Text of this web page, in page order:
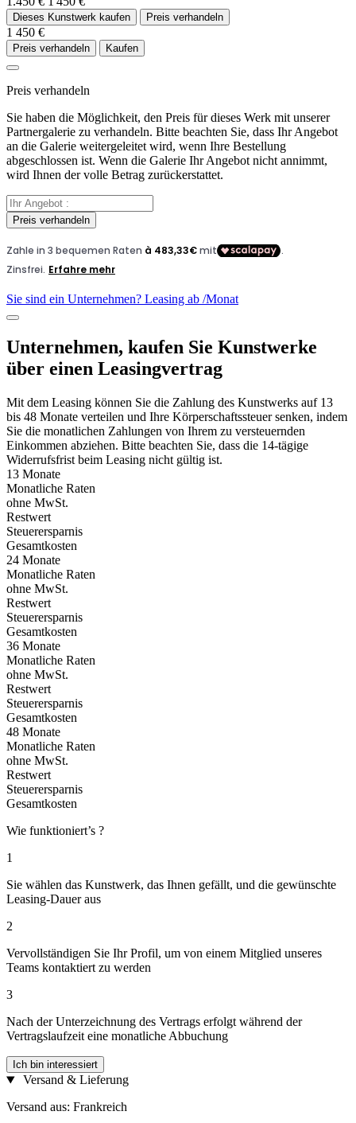
Dieses Kunstwerk kaufen Preis verhandeln
1 450 €
Preis verhandeln Kaufen
Preis verhandeln
Sie haben die Möglichkeit, den Preis für dieses Werk mit unserer
Partnergalerie zu verhandeln. Bitte beachten Sie, dass Ihr Angebot
an die Galerie weitergeleitet wird, wenn Ihre Bestellung
abgeschlossen ist. Wenn die Galerie Ihr Angebot nicht annimmt,
wird Ihnen der volle Betrag zurückerstattet.
Preis verhandeln
Sie sind ein Unternehmen? Leasing ab /Monat
Unternehmen, kaufen Sie Kunstwerke
über einen Leasingvertrag
Mit dem Leasing können Sie die Zahlung des Kunstwerks auf 13
bis 48 Monate verteilen und Ihre Körperschaftssteuer senken, indem
Sie die monatlichen Zahlungen von Ihrem zu versteuernden
Einkommen abziehen. Bitte beachten Sie, dass die 14-tägige
Widerrufsfrist beim Leasing nicht gültig ist.
13 Monate
Monatliche Raten
ohne MwSt.
Restwert
Steuerersparnis
Gesamtkosten
24 Monate
Monatliche Raten
ohne MwSt.
Restwert
Steuerersparnis
Gesamtkosten
36 Monate
Monatliche Raten
ohne MwSt.
Restwert
Steuerersparnis
Gesamtkosten
48 Monate
Monatliche Raten
ohne MwSt.
Restwert
Steuerersparnis
Gesamtkosten
Wie funktioniert’s ?
1
Sie wählen das Kunstwerk, das Ihnen gefällt, und die gewünschte
Leasing-Dauer aus
2
Vervollständigen Sie Ihr Profil, um von einem Mitglied unseres
Teams kontaktiert zu werden
3
Nach der Unterzeichnung des Vertrags erfolgt während der
Vertragslaufzeit eine monatliche Abbuchung
Ich bin interessiert
Versand & Lieferung
Versand aus: Frankreich